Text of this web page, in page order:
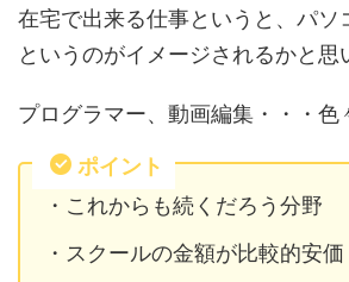
在宅で出来る仕事というと、パソ
というのがイメージされるかと思
プログラマー、動画編集・・・色
ポイント
・これからも続くだろう分野
・スクールの金額が比較的安価